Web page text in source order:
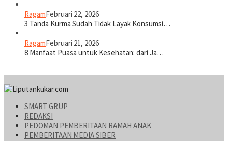
RagamFebruari 22, 2026
3 Tanda Kurma Sudah Tidak Layak Konsumsi…
RagamFebruari 21, 2026
8 Manfaat Puasa untuk Kesehatan: dari Ja…
SMART GRUP
REDAKSI
PEDOMAN PEMBERITAAN RAMAH ANAK
PEMBERITAAN MEDIA SIBER